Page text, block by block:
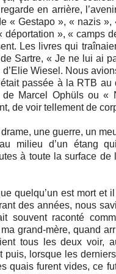
en arrière,
« Gestapo », « nazis
déportation », « camps
Les livres qui
Sartre, « Je ne lui ai
Wiesel. Nous
passée à la RTB au
Marcel Ophüls ou «
de voir tellement de
une guerre, un
milieu d’un étang
à toute la surface de
quelqu’un est mort et
des années, nous
souvent raconté
grand-mère, quand
tous les deux voir,
lorsque les
quais furent vides, ce